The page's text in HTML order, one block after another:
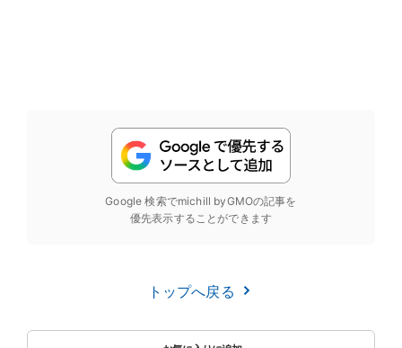
Google 検索でmichill byGMOの記事を
優先表示することができます
トップへ戻る